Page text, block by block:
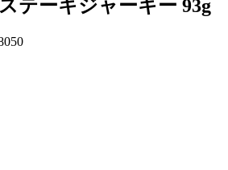
テーキジャーキー 93g